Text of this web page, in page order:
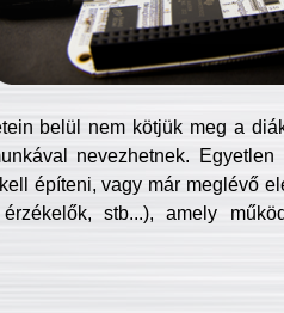
belül nem kötjük meg a
nevezhetnek.
építeni, vagy már meglévő
stb...), amely